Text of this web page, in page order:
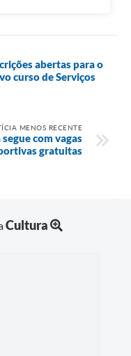
abertas para o
curso de Serviços
MENOS RECENTE
com vagas
gratuitas
Cultura